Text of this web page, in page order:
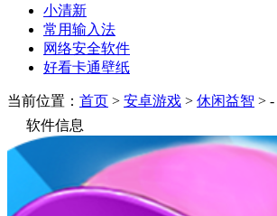
小清新
常用输入法
网络安全软件
好看卡通壁纸
当前位置： 首页 > 安卓游戏 > 休闲益智 > -
软件信息